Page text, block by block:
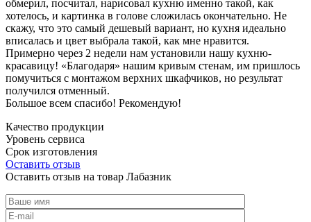
обмерил, посчитал, нарисовал кухню именно такой, как
хотелось, и картинка в голове сложилась окончательно. Не
скажу, что это самый дешевый вариант, но кухня идеально
вписалась и цвет выбрала такой, как мне нравится.
Примерно через 2 недели нам установили нашу кухню-
красавицу! «Благодаря» нашим кривым стенам, им пришлось
помучиться с монтажом верхних шкафчиков, но результат
получился отменный.
Большое всем спасибо! Рекомендую!
Качество продукции
Уровень сервиса
Срок изготовления
Оставить отзыв
Оставить отзыв на товар Лабазник